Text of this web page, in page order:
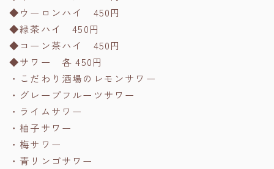
◆ウーロンハイ 450円
◆緑茶ハイ 450円
◆コーン茶ハイ 450円
◆サワー 各 450円
・こだわり酒場のレモンサワー
・グレープフルーツサワー
・ライムサワー
・柚子サワー
・梅サワー
・青リンゴサワー